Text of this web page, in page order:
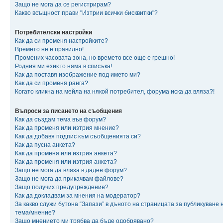
Защо не мога да се регистрирам?
Какво всъщност прави "Изтрии всички бисквитки"?
Потребителски настройки
Как да си променя настройките?
Времето не е правилно!
Промених часовата зона, но времето все още е грешно!
Родния ми език го няма в списъка!
Как да поставя изображение под името ми?
Как да си променя ранга?
Когато кликна на мейла на някой потребител, форума иска да вляза?!
Въпроси за писането на съобщения
Как да създам тема във форум?
Как да променя или изтрия мнение?
Как да добавя подпис към съобщенията си?
Как да пусна анкета?
Как да променя или изтрия анкета?
Как да променя или изтрия анкета?
Защо не мога да вляза в даден форум?
Защо не мога да прикачвам файлове?
Защо получих предупреждение?
Как да докладвам за мнения на модератор?
За какво служи бутона “Запази” в дъното на страницата за публикуване
тема/мнение?
Защо мнението ми трябва да бъде одобрявано?